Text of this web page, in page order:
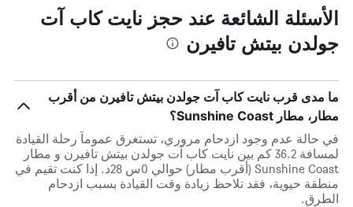
الأسئلة الشائعة عند حجز نايت كاب آت
جولدن بيتش تافيرن
ما مدى قرب نايت كاب آت جولدن بيتش تافيرن من أقرب
مطار، مطار Sunshine Coast؟
في حالة عدم وجود ازدحام مروري، تستغرق عموماً رحلة القيادة
لمسافة 36.2 كم بين نايت كاب آت جولدن بيتش تافيرن و مطار
Sunshine Coast (أقرب مطار) حوالي 0س 28د. إذا كنت تقيم في
منطقة حيوية، فقد تلاحظ زيادة وقت القيادة بسبب ازدحام
الطرق.